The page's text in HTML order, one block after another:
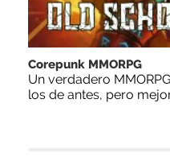
Corepunk MMORPG
Un verdadero
los de antes, pero